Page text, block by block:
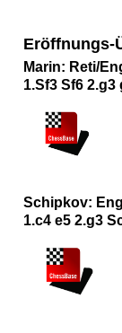
Eröffnungs-
Marin: Reti/
1.Sf3 Sf6 2.g3
Schipkov:
1.c4 e5 2.g3 S